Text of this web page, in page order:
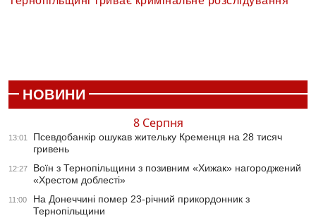
НОВИНИ
8 Серпня
13:01
Псевдобанкір ошукав жительку Кременця на 28 тисяч
гривень
12:27
Воїн з Тернопільщини з позивним «Хижак» нагороджений
«Хрестом доблесті»
11:00
На Донеччині помер 23-річний прикордонник з
Тернопільщини